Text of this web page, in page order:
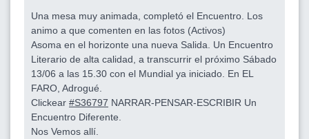
Una mesa muy animada, completó el Encuentro. Los
animo a que comenten en las fotos (Activos)
Asoma en el horizonte una nueva Salida. Un Encuentro
Literario de alta calidad, a transcurrir el próximo Sábado
13/06 a las 15.30 con el Mundial ya iniciado. En EL
FARO, Adrogué.
Clickear #S36797 NARRAR-PENSAR-ESCRIBIR Un
Encuentro Diferente.
Nos Vemos allí.